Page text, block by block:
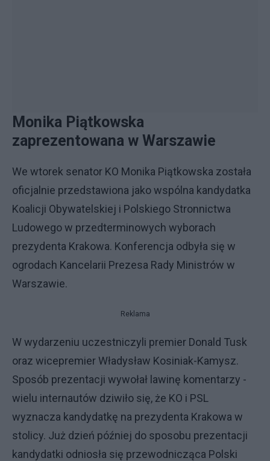
Monika Piątkowska
zaprezentowana w Warszawie
We wtorek senator KO Monika Piątkowska została
oficjalnie przedstawiona jako wspólna kandydatka
Koalicji Obywatelskiej i Polskiego Stronnictwa
Ludowego w przedterminowych wyborach
prezydenta Krakowa. Konferencja odbyła się w
ogrodach Kancelarii Prezesa Rady Ministrów w
Warszawie.
Reklama
W wydarzeniu uczestniczyli premier Donald Tusk
oraz wicepremier Władysław Kosiniak-Kamysz.
Sposób prezentacji wywołał lawinę komentarzy -
wielu internautów dziwiło się, że KO i PSL
wyznacza kandydatkę na prezydenta Krakowa w
stolicy. Już dzień później do sposobu prezentacji
kandydatki odniosła się przewodnicząca Polski